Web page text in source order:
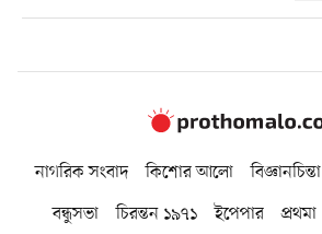
নাগরিক সংবাদ কিশোর আলো বিজ্ঞানচিন্তা
বন্ধুসভা
চিরন্তন ১৯৭১ ইপেপার প্রথমা